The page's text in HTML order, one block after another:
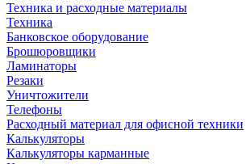
Техника и расходные материалы
Техника
Банковское оборудование
Брошюровщики
Ламинаторы
Резаки
Уничтожители
Телефоны
Расходный материал для офисной техники
Калькуляторы
Калькуляторы карманные